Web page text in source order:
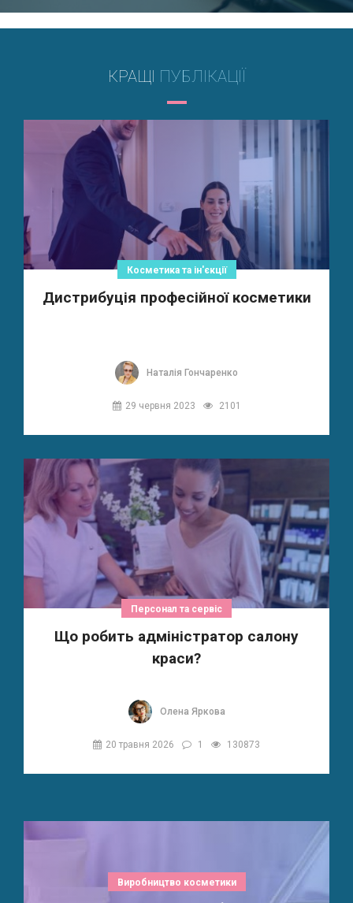
КРАЩІ ПУБЛІКАЦІЇ
Косметика та ін'єкції
Дистрибуція професійної косметики
Наталія Гончаренко
29 червня 2023 2101
Персонал та сервіс
Що робить адміністратор салону
краси?
Олена Яркова
20 травня 2026 1 130873
Виробництво косметики